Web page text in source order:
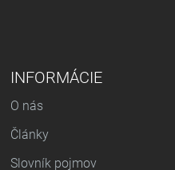
INFORMÁCIE
O nás
Články
Slovník pojmov